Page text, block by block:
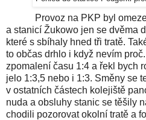
Provoz na PKP byl
a stanicí Žukowo jen se dvěma
které s sbíhaly hned tři tratě.
to občas drhlo i když nevím
zpomalení času 1:4 a řekl bych
jelo 1:3,5 nebo i 1:3. Směny se
v ostatních částech kolejiště
nuda a obsluhy stanic se těšily
chodili pozorovat okolní tratě a